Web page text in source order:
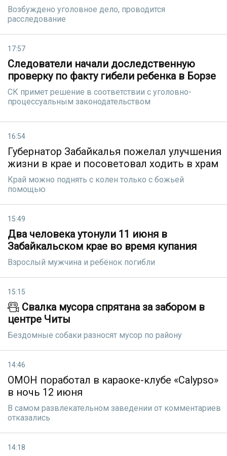
Возбуждено уголовное дело, проводится
расследование
17:57
Следователи начали доследственную
проверку по факту гибели ребенка в Борзе
СК примет решение в соответствии с уголовно-
процессуальным законодательством
16:54
Губернатор Забайкалья пожелал улучшения
жизни в крае и посоветовал ходить в храм
Край можно поднять с колен только с божьей
помощью
15:49
Два человека утонули 11 июня в
Забайкальском крае во время купания
Взрослый мужчина и ребёнок погибли
15:15
Свалка мусора спрятана за забором в
центре Читы
Бездомные собаки разносят мусор по району
14:46
ОМОН поработал в караоке-клубе «Calypso»
в ночь 12 июня
В самом развлекательном заведении от комментариев
отказались
14:18